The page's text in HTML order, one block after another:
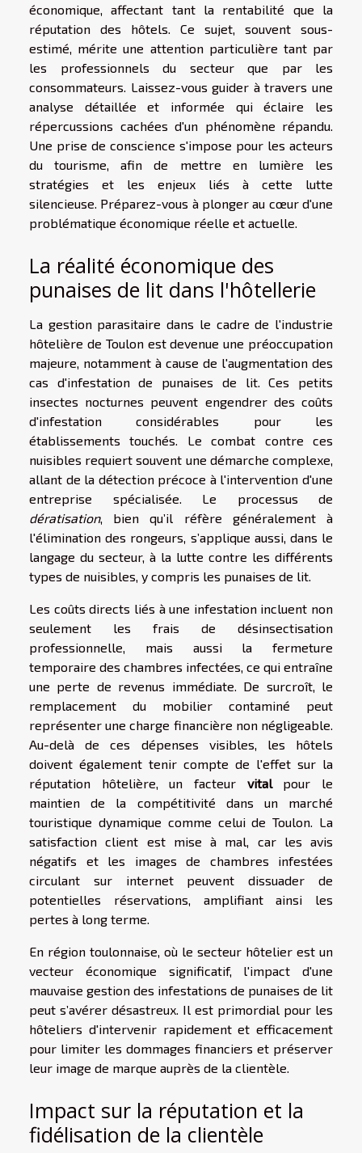
économique, affectant tant la rentabilité que la
réputation des hôtels. Ce sujet, souvent sous-
estimé, mérite une attention particulière tant par
les professionnels du secteur que par les
consommateurs. Laissez-vous guider à travers une
analyse détaillée et informée qui éclaire les
répercussions cachées d'un phénomène répandu.
Une prise de conscience s'impose pour les acteurs
du tourisme, afin de mettre en lumière les
stratégies et les enjeux liés à cette lutte
silencieuse. Préparez-vous à plonger au cœur d'une
problématique économique réelle et actuelle.
La réalité économique des
punaises de lit dans l'hôtellerie
La gestion parasitaire dans le cadre de l'industrie
hôtelière de Toulon est devenue une préoccupation
majeure, notamment à cause de l'augmentation des
cas d'infestation de punaises de lit. Ces petits
insectes nocturnes peuvent engendrer des coûts
d'infestation considérables pour les
établissements touchés. Le combat contre ces
nuisibles requiert souvent une démarche complexe,
allant de la détection précoce à l'intervention d'une
entreprise spécialisée. Le processus de
dératisation, bien qu’il réfère généralement à
l'élimination des rongeurs, s’applique aussi, dans le
langage du secteur, à la lutte contre les différents
types de nuisibles, y compris les punaises de lit.
Les coûts directs liés à une infestation incluent non
seulement les frais de désinsectisation
professionnelle, mais aussi la fermeture
temporaire des chambres infectées, ce qui entraîne
une perte de revenus immédiate. De surcroît, le
remplacement du mobilier contaminé peut
représenter une charge financière non négligeable.
Au-delà de ces dépenses visibles, les hôtels
doivent également tenir compte de l'effet sur la
réputation hôtelière, un facteur vital pour le
maintien de la compétitivité dans un marché
touristique dynamique comme celui de Toulon. La
satisfaction client est mise à mal, car les avis
négatifs et les images de chambres infestées
circulant sur internet peuvent dissuader de
potentielles réservations, amplifiant ainsi les
pertes à long terme.
En région toulonnaise, où le secteur hôtelier est un
vecteur économique significatif, l'impact d'une
mauvaise gestion des infestations de punaises de lit
peut s’avérer désastreux. Il est primordial pour les
hôteliers d'intervenir rapidement et efficacement
pour limiter les dommages financiers et préserver
leur image de marque auprès de la clientèle.
Impact sur la réputation et la
fidélisation de la clientèle